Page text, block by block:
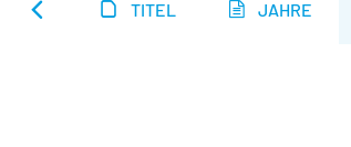
TITEL JAHRE